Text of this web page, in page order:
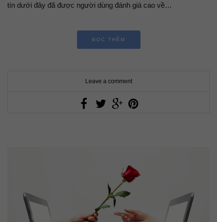
tín dưới đây đã được người dùng đánh giá cao về…
ĐỌC THÊM
Leave a comment